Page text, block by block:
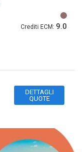
Crediti ECM: 9.0
DETTAGLI
QUOTE